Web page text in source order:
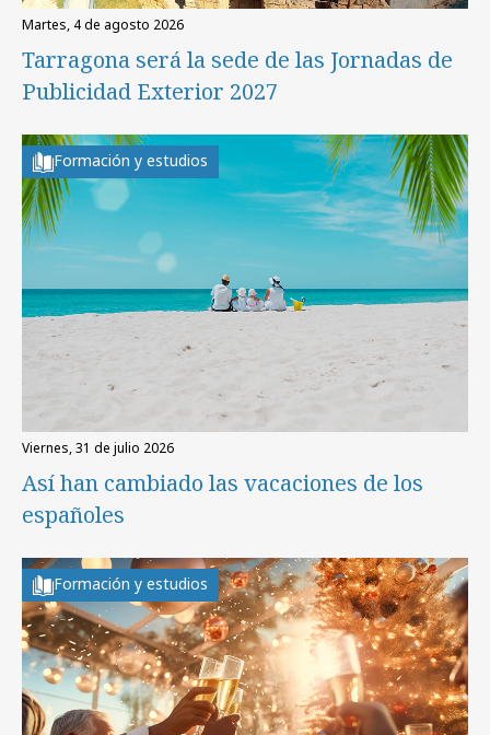
martes, 4 de agosto 2026
Tarragona será la sede de las Jornadas de
Publicidad Exterior 2027
Formación y estudios
viernes, 31 de julio 2026
Así han cambiado las vacaciones de los
españoles
Formación y estudios